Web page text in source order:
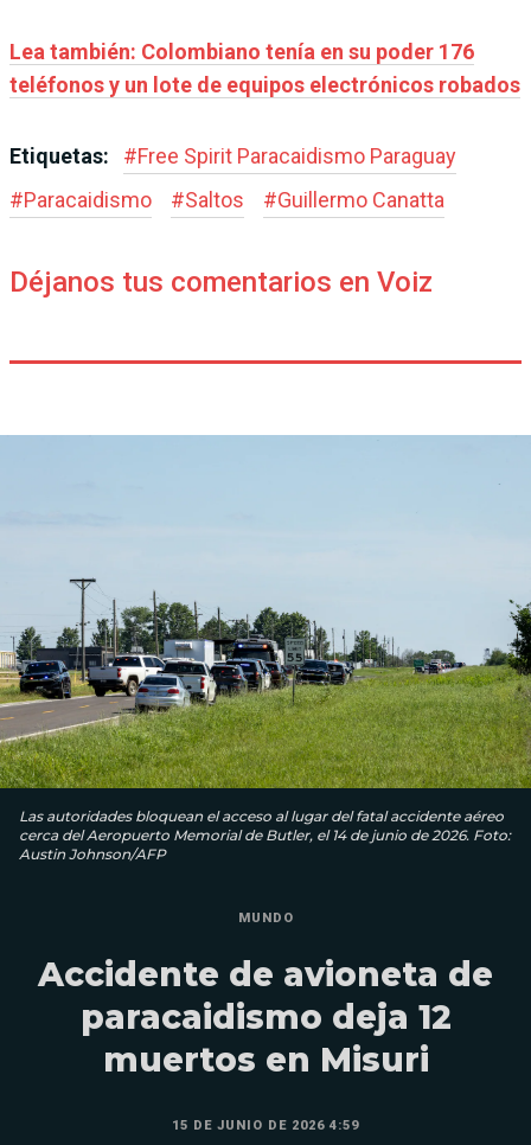
Lea también: Colombiano tenía en su poder 176
teléfonos y un lote de equipos electrónicos robados
Etiquetas: #Free Spirit Paracaidismo Paraguay
#Paracaidismo #Saltos #Guillermo Canatta
Déjanos tus comentarios en Voiz
Las autoridades bloquean el acceso al lugar del fatal accidente aéreo
cerca del Aeropuerto Memorial de Butler, el 14 de junio de 2026. Foto:
Austin Johnson/AFP
MUNDO
Accidente de avioneta de
paracaidismo deja 12
muertos en Misuri
15 DE JUNIO DE 2026 4:59